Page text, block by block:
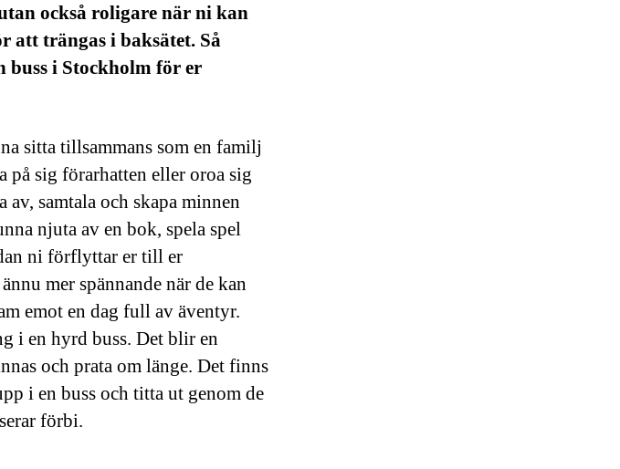
också roligare när ni kan
att trängas i baksätet. Så
buss i Stockholm för er
sitta tillsammans som en familj
på sig förarhatten eller oroa sig
samtala och skapa minnen
njuta av en bok, spela spel
ni förflyttar er till er
mer spännande när de kan
emot en dag full av äventyr.
i en hyrd buss. Det blir en
och prata om länge. Det finns
i en buss och titta ut genom de
förbi.